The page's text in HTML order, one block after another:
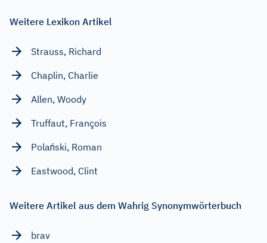
Weitere Lexikon Artikel
Strauss, Richard
Chaplin, Charlie
Allen, Woody
Truffaut, François
Polański, Roman
Eastwood, Clint
Weitere Artikel aus dem Wahrig Synonymwörterbuch
brav